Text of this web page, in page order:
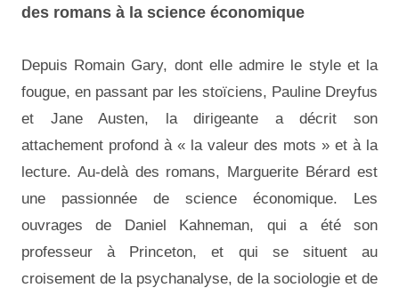
des romans à la science économique
Depuis Romain Gary, dont elle admire le style et la
fougue, en passant par les stoïciens, Pauline Dreyfus
et Jane Austen, la dirigeante a décrit son
attachement profond à « la valeur des mots » et à la
lecture. Au-delà des romans, Marguerite Bérard est
une passionnée de science économique. Les
ouvrages de Daniel Kahneman, qui a été son
professeur à Princeton, et qui se situent au
croisement de la psychanalyse, de la sociologie et de